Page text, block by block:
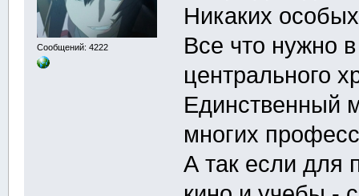
Сообщений: 4222
Никаких
Все что нужно
центрального
Единственный
многих
А так если для